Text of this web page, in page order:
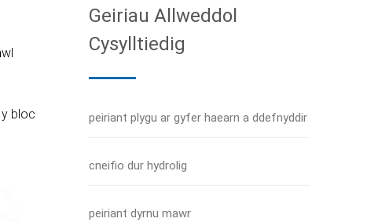
bloc
Geiriau Allweddol
Cysylltiedig
peiriant plygu ar gyfer haearn a ddefnyddir
cneifio dur hydrolig
peiriant dyrnu mawr